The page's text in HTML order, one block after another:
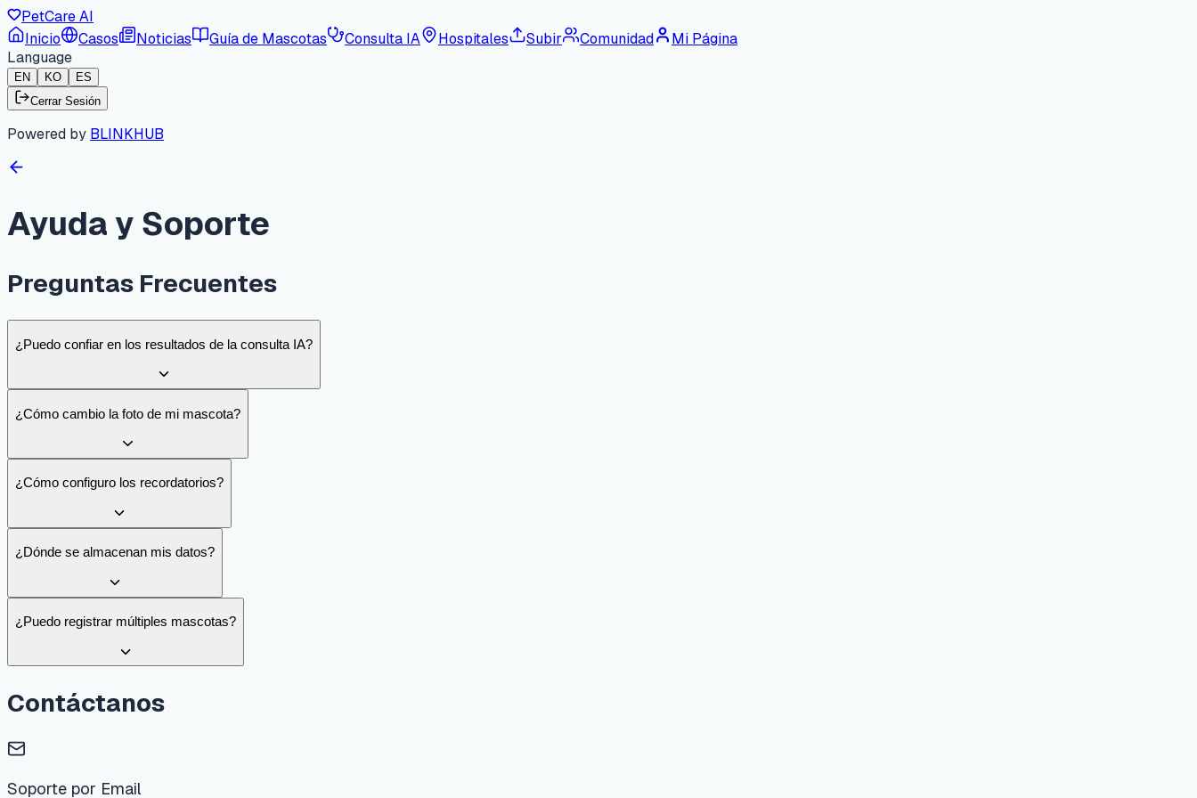
PetCare AI
Inicio
Casos Noticias Guía de Mascotas Consulta IA Hospitales Subir Comunidad
Mi Página
Language
EN KO
ES
Cerrar Sesión
Powered by BLINKHUB
Preguntas Frecuentes
¿Puedo confiar en los resultados de la consulta IA?
¿Cómo configuro los recordatorios?
¿Dónde se almacenan mis datos?
Contáctanos